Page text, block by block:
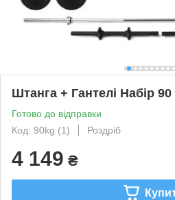
Штанга + Гантелі Набір 90
Готово до відправки
Код: 90kg (1)
Роздріб
4 149 ₴